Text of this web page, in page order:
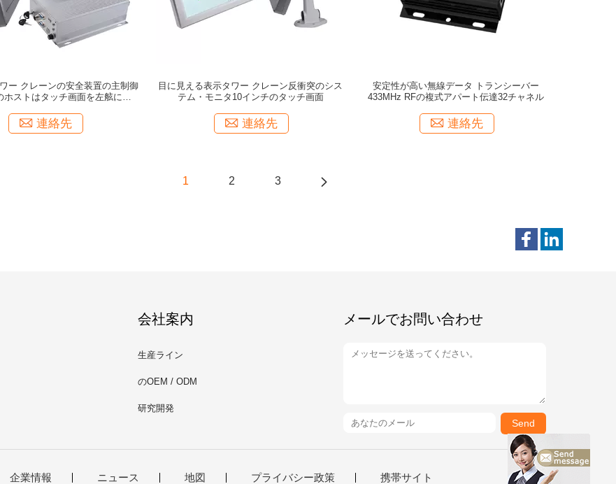
ー クレーンの安全装置の主制御
ストはタッチ画面を左舷に取り
連絡先
目に見える表示タワー クレーン反衝突のシス
テム・モニタ10インチのタッチ画面
連絡先
安定性が高い無線データ トランシーバー
433MHz RFの複式アパート伝達32チャネル
連絡先
1 2 3
会社案内
生産ライン
のOEM / ODM
研究開発
メールでお問い合わせ
Send
企業情報 ニュース 地図 プライバシー政策 携帯サイト